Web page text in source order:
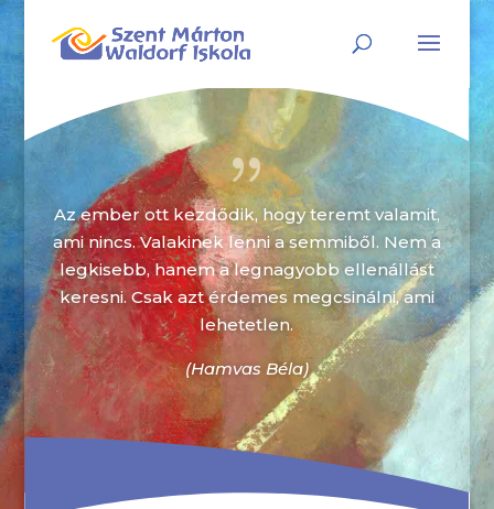
{
Az ember ott kezdődik, hogy teremt valamit,
ami nincs. Valakinek lenni a semmiből. Nem a
legkisebb, hanem a legnagyobb ellenállást
keresni. Csak azt érdemes megcsinálni, ami
lehetetlen.
(Hamvas Béla)